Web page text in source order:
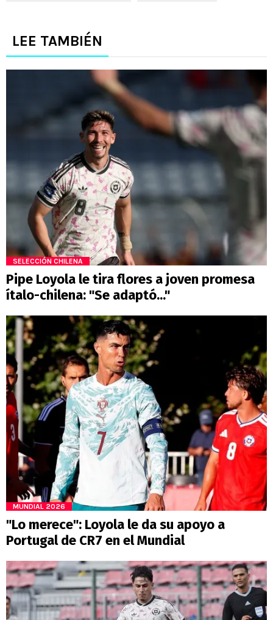
LEE TAMBIÉN
SELECCIÓN CHILENA
Pipe Loyola le tira flores a joven promesa
ítalo-chilena: "Se adaptó..."
MUNDIAL 2026
"Lo merece": Loyola le da su apoyo a
Portugal de CR7 en el Mundial